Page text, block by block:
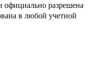
официально разрешена
в любой учетной